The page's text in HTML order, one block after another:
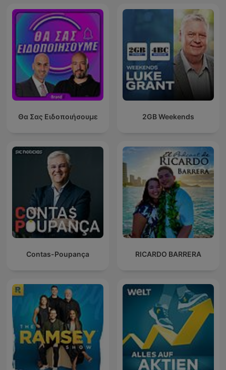
Θα Σας Ειδοποιήσουμε 2GB Weekends
Contas-Poupança RICARDO BARRERA